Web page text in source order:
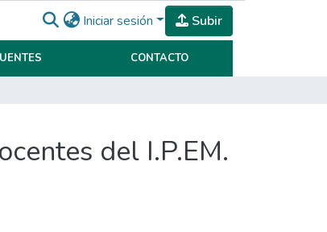
Iniciar sesión Subir
CONTACTO
del I.P.EM.